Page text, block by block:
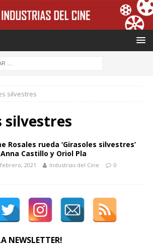
silvestres
silvestres
Rosales rueda ‘Girasoles silvestres’
Castillo y Oriol Pla
2021 Industrias del Cine 0
NEWSLETTER!